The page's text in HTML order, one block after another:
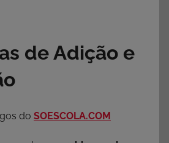
de Adição e
do SOESCOLA.COM